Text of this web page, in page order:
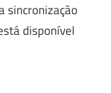
sincronização
disponível